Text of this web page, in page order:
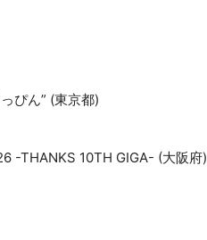
ぴん” (東京都)
-THANKS 10TH GIGA- (大阪府)